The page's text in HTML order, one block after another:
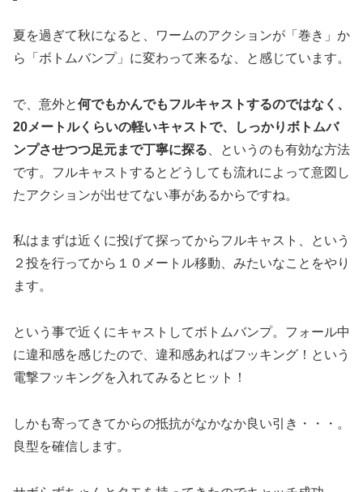
夏を過ぎて秋になると、ワームのアクションが「巻き」か
ら「ボトムバンプ」に変わって来るな、と感じています。
で、意外と何でもかんでもフルキャストするのではなく、
20メートルくらいの軽いキャストで、しっかりボトムバ
ンプさせつつ足元まで丁寧に探る 、というのも有効な方法
です。フルキャストするとどうしても流れによって意図し
たアクションが出せてない事があるからですね。
私はまずは近くに投げて探ってからフルキャスト、という
２投を行ってから１０メートル移動、みたいなことをやり
ます。
という事で近くにキャストしてボトムバンプ。フォール中
に違和感を感じたので、違和感あればフッキング！という
電撃フッキングを入れてみるとヒット！
しかも寄ってきてからの抵抗がなかなか良い引き・・・。
良型を確信します。